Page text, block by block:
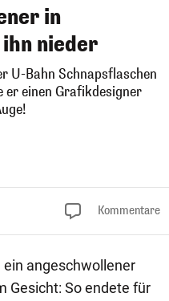
in
nieder
U-Bahn Schnapsflaschen
einen Grafikdesigner
Kommentare
ein angeschwollener
Gesicht: So endete für